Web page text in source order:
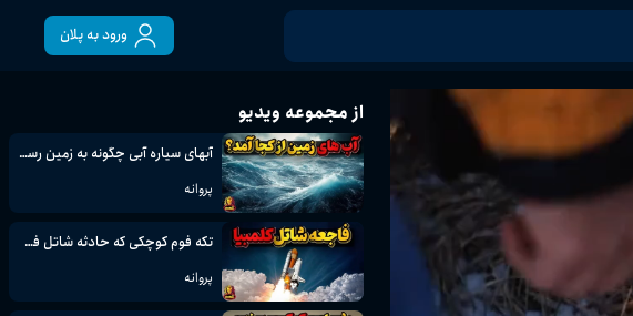
ورود به پلان
از مجموعه ویدیو
آبهای سیاره آبی چگونه به زمین رسیدند؟
پروانه
تکه فوم کوچکی که حادثه شاتل فضایی کلمبیا را رقم زد
پروانه